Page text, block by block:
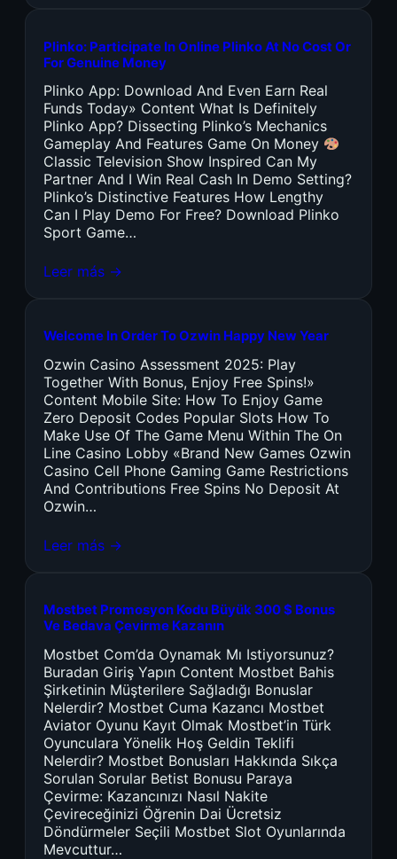
Plinko: Participate In Online Plinko At No Cost Or
For Genuine Money
Plinko App: Download And Even Earn Real
Funds Today» Content What Is Definitely
Plinko App? Dissecting Plinko’s Mechanics
Gameplay And Features Game On Money
Classic Television Show Inspired Can My
Partner And I Win Real Cash In Demo Setting?
Plinko’s Distinctive Features How Lengthy
Can I Play Demo For Free? Download Plinko
Sport Game…
Leer más →
Welcome In Order To Ozwin Happy New Year
Ozwin Casino Assessment 2025: Play
Together With Bonus, Enjoy Free Spins!»
Content Mobile Site: How To Enjoy Game
Zero Deposit Codes Popular Slots How To
Make Use Of The Game Menu Within The On
Line Casino Lobby «Brand New Games Ozwin
Casino Cell Phone Gaming Game Restrictions
And Contributions Free Spins No Deposit At
Ozwin…
Leer más →
Mostbet Promosyon Kodu Büyük 300 $ Bonus
Ve Bedava Çevirme Kazanın
Mostbet Com’da Oynamak Mı Istiyorsunuz?
Buradan Giriş Yapın Content Mostbet Bahis
Şirketinin Müşterilere Sağladığı Bonuslar
Nelerdir? Mostbet Cuma Kazancı Mostbet
Aviator Oyunu Kayıt Olmak Mostbet’in Türk
Oyunculara Yönelik Hoş Geldin Teklifi
Nelerdir? Mostbet Bonusları Hakkında Sıkça
Sorulan Sorular Betist Bonusu Paraya
Çevirme: Kazancınızı Nasıl Nakite
Çevireceğinizi Öğrenin Dai Ücretsiz
Döndürmeler Seçili Mostbet Slot Oyunlarında
Mevcuttur…